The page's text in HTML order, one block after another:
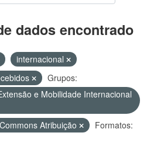
dados encontrado
internacional
Grupos:
e Mobilidade Internacional
Atribuição
Formatos: